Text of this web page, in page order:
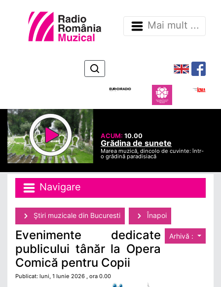
Mai mult ...
ACUM:10.00
Grădina de sunete
Marea muzică, dincolo de cuvinte: într-
o grădină paradisiacă
Navigare
Ştiri muzicale din Bucuresti Înapoi
Arhivă :
Evenimente dedicate
publicului tânăr la Opera
Comică pentru Copii
Publicat: luni, 1 Iunie 2026 , ora 0.00